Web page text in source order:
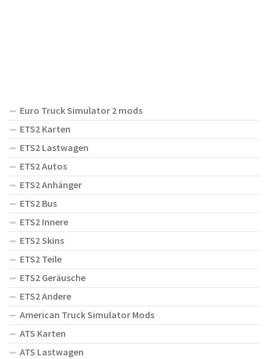
Euro Truck Simulator 2 mods
ETS2 Karten
ETS2 Lastwagen
ETS2 Autos
ETS2 Anhänger
ETS2 Bus
ETS2 Innere
ETS2 Skins
ETS2 Teile
ETS2 Geräusche
ETS2 Andere
American Truck Simulator Mods
ATS Karten
ATS Lastwagen